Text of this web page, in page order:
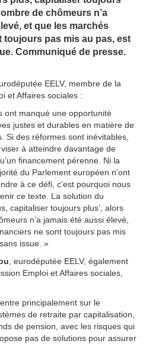
de chômeurs n’a
et que les marchés
toujours pas mis au pas, est
Communiqué de presse.
EELV, membre de la
et Affaires sociales :
ont manqué une opportunité
justes et durables en matière de
Si des réformes sont inévitables,
à atteindre davantage de
financement pérenne. Ni la
du Parlement européen n’ont
à ce défi, c’est pourquoi nous
ce texte. La solution du
capitaliser toujours plus’, alors
n’a jamais été aussi élevé,
ne sont toujours pas mis
issue. »
, eurodéputée EELV, également
Emploi et Affaires sociales,
principalement sur le
de retraite par capitalisation,
de pension, avec les risques qui
pas de solutions pour assurer